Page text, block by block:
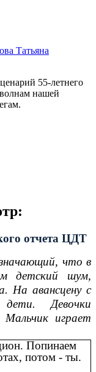
Татьяна
55-летнего
нашей
отчета ЦДТ
что в
детский шум,
На авансцену с
Девочки
Мальчик играет
Попинаем
потом - ты.